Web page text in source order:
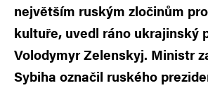
největším ruským zločinům
kultuře, uvedl ráno ukrajinský
Volodymyr Zelenskyj. Ministr
Sybiha označil ruského